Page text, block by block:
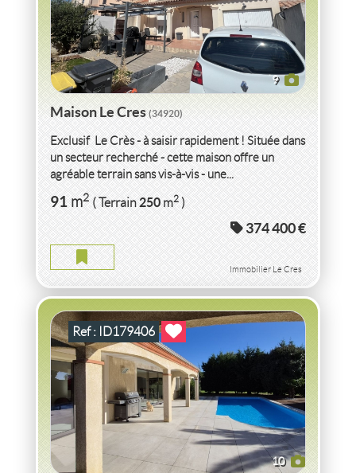
9
Maison Le Cres(34920)
Exclusif  Le Crès - à saisir rapidement ! Située dans
un secteur recherché - cette maison offre un
agréable terrain sans vis-à-vis - une...
91m2 ( Terrain250m2)
374 400 €
Immobilier Le Cres
10
Ref : ID179406
VENTEMAISONPISCINE ET TERRAIN DIVISIBLE
MONTASTRUC LA CONSEILLERE(31380)
MAISON PISCINE ET TERRAIN DIVISIBLE MONTASTRUC LA
CONSEILLERE
5pièce(s)-130m2 ( Jardin3 445m2)